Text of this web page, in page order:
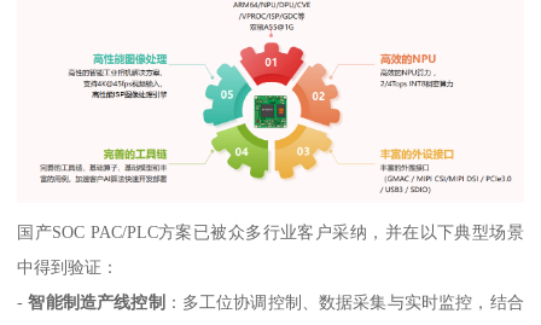
国产SOC PAC/PLC方案已被众多行业客户采纳，并在以下典型场景
中得到验证：
-智能制造产线控制 ：多工位协调控制、数据采集与实时监控，结合